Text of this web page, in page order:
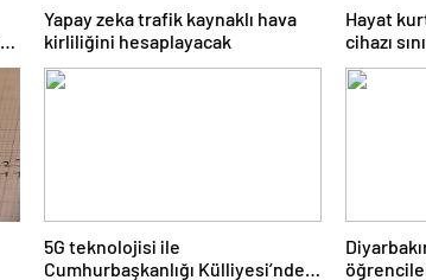
Yapay zeka trafik kaynaklı hava
kirliliğini hesaplayacak
Hayat
cihazı
5G teknolojisi ile
Cumhurbaşkanlığı Külliyesi’ndeki